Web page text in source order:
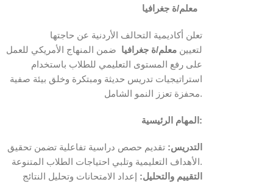
تعلن أكاديمية التحالف الأردنية عن حاجتها
لتعيين معلم/ة جغرافيا ضمن المنهاج الأمريكي للعمل
على رفع المستوى التعليمي للطلاب باستخدام
استراتيجيات تدريس حديثة ومبتكرة وخلق بيئة صفية
محفزة تعزز النمو الشامل.
المهام الرئيسية:
التدريس: تقديم حصص دراسية تفاعلية تضمن تحقيق
الأهداف التعليمية وتلبي احتياجات الطلاب المتنوعة.
التقييم والتحليل: إعداد الامتحانات وتحليل النتائج